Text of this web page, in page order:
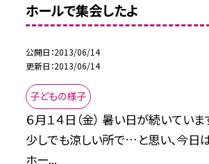
ホールで集会したよ
公開日 2013/06/14
更新日 2013/06/14
子どもの様子
６月１４日（金） 暑い日が続いていま
少しでも涼しい所で…と思い、今日
ホー...